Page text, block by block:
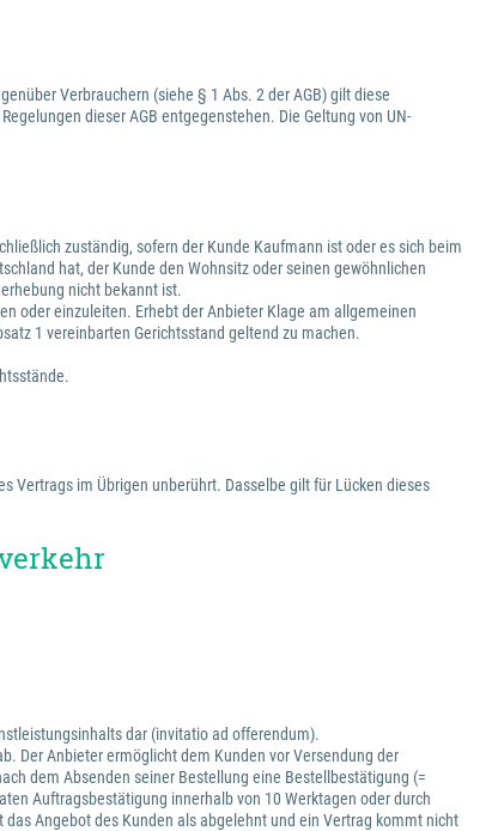
Verbrauchern (siehe § 1 Abs. 2 der AGB) gilt diese
dieser AGB entgegenstehen. Die Geltung von UN-
zuständig, sofern der Kunde Kaufmann ist oder es sich beim
hat, der Kunde den Wohnsitz oder seinen gewöhnlichen
nicht bekannt ist.
oder einzuleiten. Erhebt der Anbieter Klage am allgemeinen
1 vereinbarten Gerichtsstand geltend zu machen.
Vertrags im Übrigen unberührt. Dasselbe gilt für Lücken dieses
dar (invitatio ad offerendum).
Der Anbieter ermöglicht dem Kunden vor Versendung der
dem Absenden seiner Bestellung eine Bestellbestätigung (=
Auftragsbestätigung innerhalb von 10 Werktagen oder durch
Angebot des Kunden als abgelehnt und ein Vertrag kommt nicht